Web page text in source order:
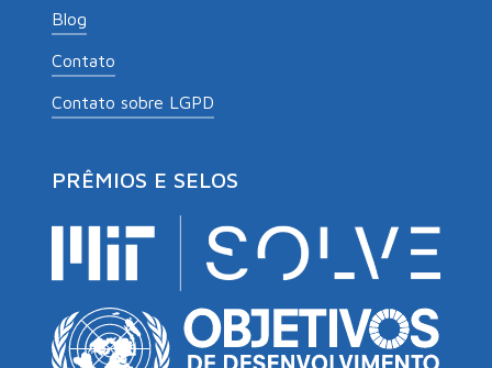
Blog
Contato
Contato sobre LGPD
PRÊMIOS E SELOS